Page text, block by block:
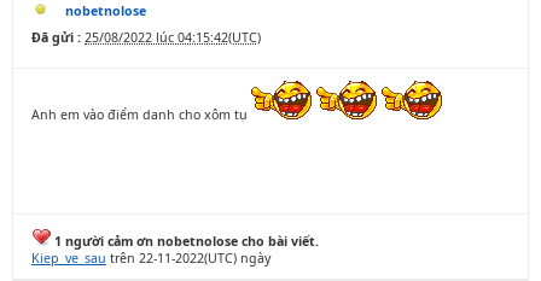
nobetnolose
Đã gửi : 25/08/2022 lúc 04:15:42(UTC)
Anh em vào điểm danh cho xôm tụ
1 người cảm ơn nobetnolose cho bài viết.
Kiep_ve_sau trên 22-11-2022(UTC) ngày